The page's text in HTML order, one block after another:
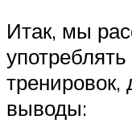
Итак, мы
тренировок,
выводы: